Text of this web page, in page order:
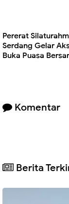
Pererat
Serdang Gelar
Buka Puasa
Komentar
Berita